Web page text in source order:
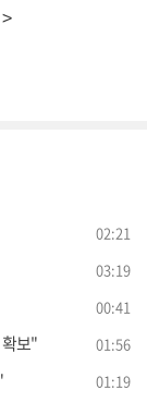
02:21
03:19
00:41
보" 01:56
01:19